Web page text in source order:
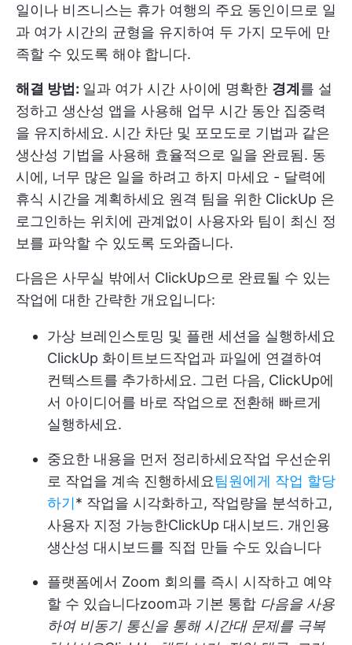
일이나 비즈니스는 휴가 여행의 주요 동인이므로 일
과 여가 시간의 균형을 유지하여 두 가지 모두에 만
족할 수 있도록 해야 합니다.
해결 방법: 일과 여가 시간 사이에 명확한 경계를 설
정하고 생산성 앱을 사용해 업무 시간 동안 집중력
을 유지하세요. 시간 차단 및 포모도로 기법과 같은
생산성 기법을 사용해 효율적으로 일을 완료됨. 동
시에, 너무 많은 일을 하려고 하지 마세요 - 달력에
휴식 시간을 계획하세요 원격 팀을 위한 ClickUp 은
로그인하는 위치에 관계없이 사용자와 팀이 최신 정
보를 파악할 수 있도록 도와줍니다.
다음은 사무실 밖에서 ClickUp으로 완료될 수 있는
작업에 대한 간략한 개요입니다:
가상 브레인스토밍 및 플랜 세션을 실행하세요
ClickUp 화이트보드작업과 파일에 연결하여
컨텍스트를 추가하세요. 그런 다음, ClickUp에
서 아이디어를 바로 작업으로 전환해 빠르게
실행하세요.
중요한 내용을 먼저 정리하세요작업 우선순위
로 작업을 계속 진행하세요 팀원에게 작업 할당
하기* 작업을 시각화하고, 작업량을 분석하고,
사용자 지정 가능한ClickUp 대시보드. 개인용
생산성 대시보드를 직접 만들 수도 있습니다
플랫폼에서 Zoom 회의를 즉시 시작하고 예약
할 수 있습니다zoom과 기본 통합 다음을 사용
하여 비동기 통신을 통해 시간대 문제를 극복